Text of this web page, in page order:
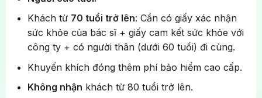
Quảng trường Lớn (Grand Place)
Một trong những quảng trường đẹp nhất Châu Âu
với nền đá hoa cương và bao quanh bởi những tòa
nhà Guildhalls tráng lệ mang kiến trúc Baroque và
Khách từ 70 tuổi trở lên: Cần có giấy xác nhận
sức khỏe của bác sĩ + giấy cam kết sức khỏe với
công ty + có người thân (dưới 60 tuổi) đi cùng.
Khuyến khích đóng thêm phí bảo hiểm cao cấp.
Không nhận khách từ 80 tuổi trở lên.